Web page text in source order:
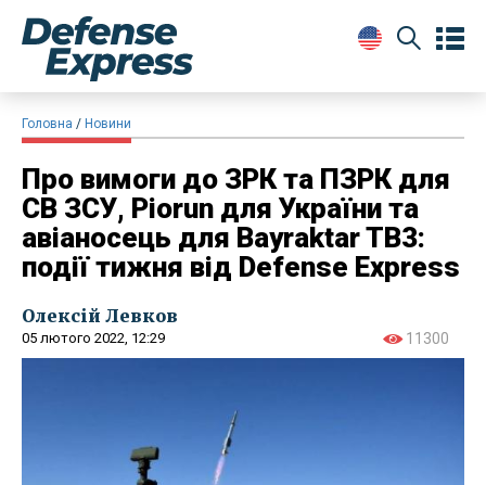
Головна Новини
Про вимоги до ЗРК та ПЗРК для
СВ ЗСУ, Piorun для України та
авіаносець для Bayraktar TB3:
події тижня від Defense Express
Олексій Левков
05 лютого 2022, 12:29 11300